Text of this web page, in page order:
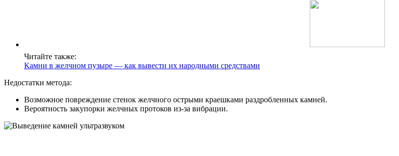
Читайте также:
Камни в желчном пузыре — как вывести их народными средствами
Недостатки метода:
Возможное повреждение стенок желчного острыми краешками раздробленных камней.
Вероятность закупорки желчных протоков из-за вибрации.